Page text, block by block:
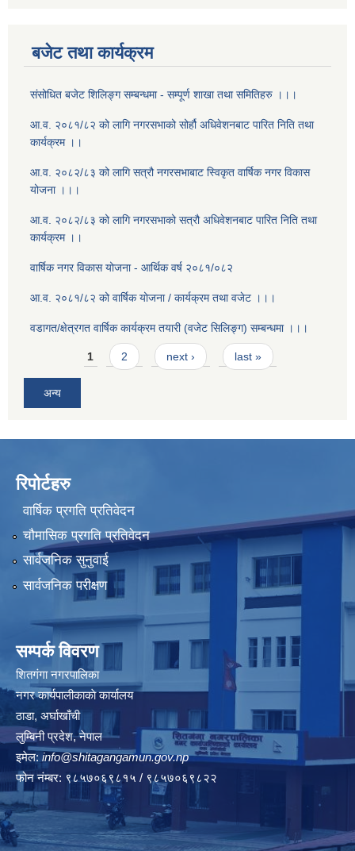
बजेट तथा कार्यक्रम
संसोधित बजेट शिलिङ्ग सम्बन्धमा - सम्पूर्ण शाखा तथा समितिहरु ।।।
आ.व. २०८१/८२ को लागि नगरसभाको सोर्हौ अधिवेशनबाट पारित निति तथा
कार्यक्रम ।।
आ.व. २०८२/८३ को लागि सत्रौ नगरसभाबाट स्विकृत वार्षिक नगर विकास
योजना ।।।
आ.व. २०८२/८३ को लागि नगरसभाको सत्रौ अधिवेशनबाट पारित निति तथा
कार्यक्रम ।।
वार्षिक नगर विकास योजना - आर्थिक वर्ष २०८१/०८२
आ.व. २०८१/८२ को वार्षिक योजना / कार्यक्रम तथा वजेट ।।।
वडागत/क्षेत्रगत वार्षिक कार्यक्रम तयारी (वजेट सिलिङ्ग) सम्बन्धमा ।।।
Pages1 2 next › last »
अन्य
रिपोर्टहरु
वार्षिक प्रगति प्रतिवेदन
चौमासिक प्रगति प्रतिवेदन
सार्वजनिक सुनुवाई
सार्वजनिक परीक्षण
सम्पर्क विवरण
शितगंगा नगरपालिका
नगर कार्यपालीकाकाे कार्यालय
ठाडा, अर्घाखाँची
लुम्बिनी प्रदेश, नेपाल
इमेल: info@shitagangamun.gov.np
फोन नंम्बर: ९८५७०६९८१५ / ९८५७०६९८२२